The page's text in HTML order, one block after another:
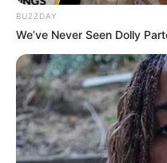
BUZZDAY
We’ve Never Seen Dolly